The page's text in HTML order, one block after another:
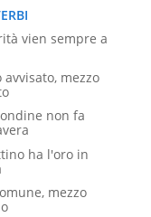
vien sempre a
avvisato, mezzo
non fa
ha l'oro in
mezzo